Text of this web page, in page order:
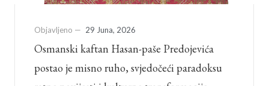
Objavljeno — 29 Juna, 2026
Osmanski kaftan Hasan-paše Predojevića
postao je misno ruho, svjedočeći paradoksu